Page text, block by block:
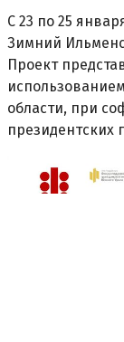
С 23 по 25
Зимний
Проект
области, при
президентских